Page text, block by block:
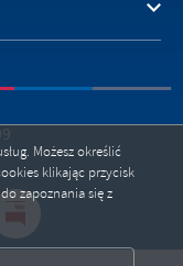
Możesz określić
klikając przycisk
zapoznania się z